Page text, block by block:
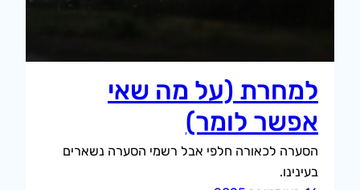
למחרת (על מה שאי
אפשר לומר)
הסערה לכאורה חלפי אבל רשמי הסערה נשארים
בעינינו.